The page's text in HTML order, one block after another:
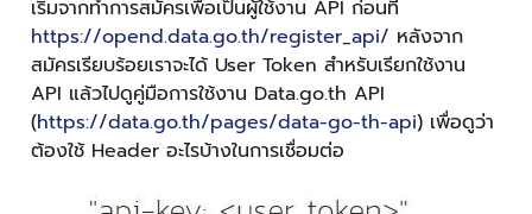
เริ่มจากทำการสมัครเพื่อเป็นผู้ใช้งาน API ก่อนที่
https://opend.data.go.th/register_api/ หลังจาก
สมัครเรียบร้อยเราจะได้ User Token สำหรับเรียกใช้งาน
API แล้วไปดูคู่มือการใช้งาน Data.go.th API
(https://data.go.th/pages/data-go-th-api) เพื่อดูว่า
ต้องใช้ Header อะไรบ้างในการเชื่อมต่อ